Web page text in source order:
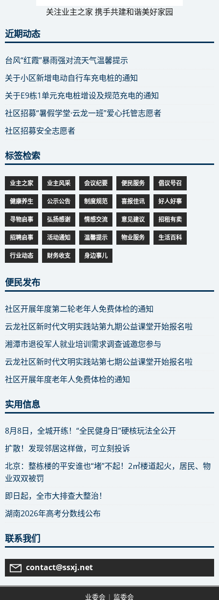
关注业主之家 携手共建和谐美好家园
近期动态
台风“红霞”暴雨强对流天气温馨提示
关于小区新增电动自行车充电桩的通知
关于E9栋1单元充电桩增设及规范充电的通知
社区招募“暑假学堂·云龙一班”爱心托管志愿者
社区招募安全志愿者
标签检索
业主之家 业主风采 会议纪要 便民服务 倡议号召
健康养生 公示公告 制度规范 喜报佳讯 好人好事
寻物启事 弘扬感谢 情感交流 意见建议 招租有卖
招聘启事 活动通知 温馨提示 物业服务 生活百科
行业动态 财务收支 身边事儿
便民发布
社区开展年度第二轮老年人免费体检的通知
云龙社区新时代文明实践站第九期公益课堂开始报名啦
湘潭市退役军人就业培训需求调查诚邀您参与
云龙社区新时代文明实践站第七期公益课堂开始报名啦
社区开展年度老年人免费体检的通知
实用信息
8月8日，全城开练！“全民健身日”硬核玩法全公开
扩散！发现邻居这样做，可立刻投诉
北京：整栋楼的平安谁也“堵”不起！2㎡楼道起火，居民、物
业双双被罚
即日起，全市大排查大整治！
湖南2026年高考分数线公布
联系我们
contact@ssxj.net
业委会 | 监委会